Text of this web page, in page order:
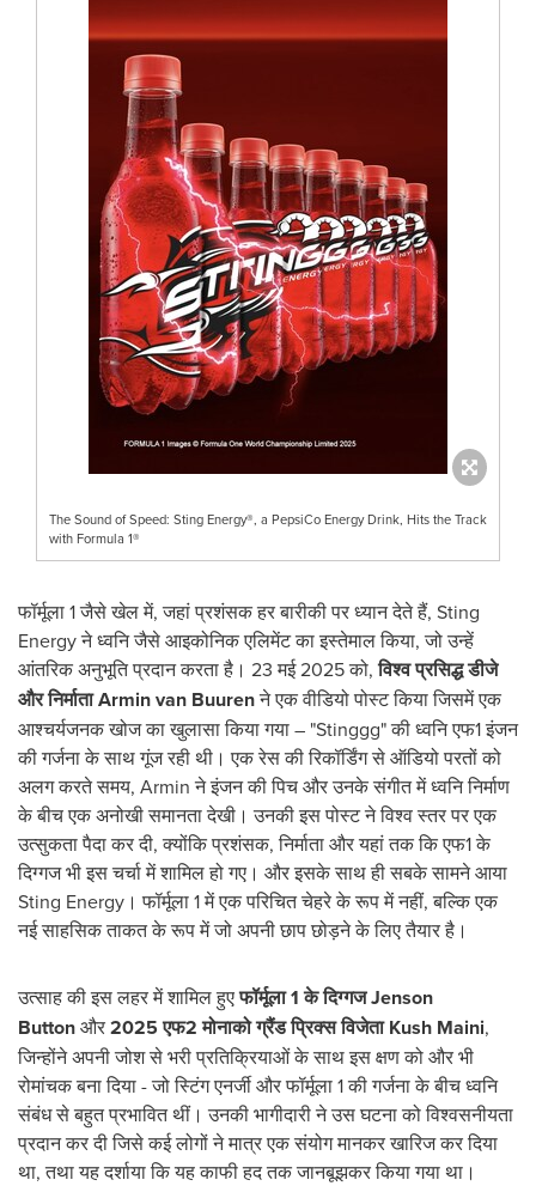
The Sound of Speed: Sting Energy®, a PepsiCo Energy Drink, Hits the Track
with Formula 1®
फॉर्मूला 1 जैसे खेल में, जहां प्रशंसक हर बारीकी पर ध्यान देते हैं, Sting
Energy ने ध्वनि जैसे आइकोनिक एलिमेंट का इस्तेमाल किया, जो उन्हें
आंतरिक अनुभूति प्रदान करता है। 23 मई 2025 को,विश्व प्रसिद्ध डीजे
और निर्माताArmin van Buurenने एक वीडियो पोस्ट किया जिसमें एक
आश्चर्यजनक खोज का खुलासा किया गया – "Stinggg" की ध्वनि एफ1 इंजन
की गर्जना के साथ गूंज रही थी। एक रेस की रिकॉर्डिंग से ऑडियो परतों को
अलग करते समय, Armin ने इंजन की पिच और उनके संगीत में ध्वनि निर्माण
के बीच एक अनोखी समानता देखी। उनकी इस पोस्ट ने विश्व स्तर पर एक
उत्सुकता पैदा कर दी, क्योंकि प्रशंसक, निर्माता और यहां तक कि एफ1 के
दिग्गज भी इस चर्चा में शामिल हो गए। और इसके साथ ही सबके सामने आया
Sting Energy। फॉर्मूला 1 में एक परिचित चेहरे के रूप में नहीं, बल्कि एक
नई साहसिक ताकत के रूप में जो अपनी छाप छोड़ने के लिए तैयार है।
उत्साह की इस लहर में शामिल हुएफॉर्मूला1के दिग्गजJenson
Buttonऔर2025एफ2मोनाको ग्रैंड प्रिक्स विजेताKush Maini,
जिन्होंने अपनी जोश से भरी प्रतिक्रियाओं के साथ इस क्षण को और भी
रोमांचक बना दिया - जो स्टिंग एनर्जी और फॉर्मूला 1 की गर्जना के बीच ध्वनि
संबंध से बहुत प्रभावित थीं। उनकी भागीदारी ने उस घटना को विश्वसनीयता
प्रदान कर दी जिसे कई लोगों ने मात्र एक संयोग मानकर खारिज कर दिया
था, तथा यह दर्शाया कि यह काफी हद तक जानबूझकर किया गया था।